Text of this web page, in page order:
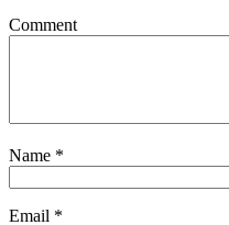
Comment
Name *
Email *